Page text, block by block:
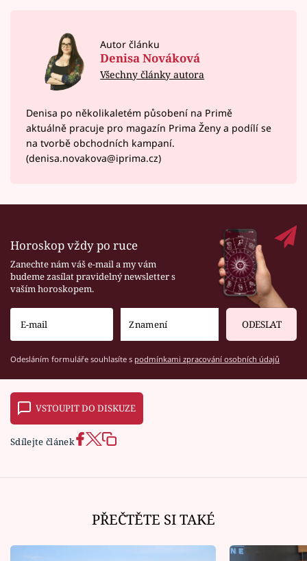
Autor článku
Denisa Nováková
Všechny články autora
Denisa po několikaletém působení na Primě
aktuálně pracuje pro magazín Prima Ženy a podílí se
na tvorbě obchodních kampaní.
(denisa.novakova@iprima.cz)
Horoskop vždy po ruce
Zanechte nám váš e-mail a my vám
budeme zasílat pravidelný newsletter s
vaším horoskopem.
ODESLAT
Odesláním formuláře souhlasíte s podmínkami zpracování osobních údajů
VSTOUPIT DO DISKUZE
Sdílejte článek
PŘEČTĚTE SI TAKÉ